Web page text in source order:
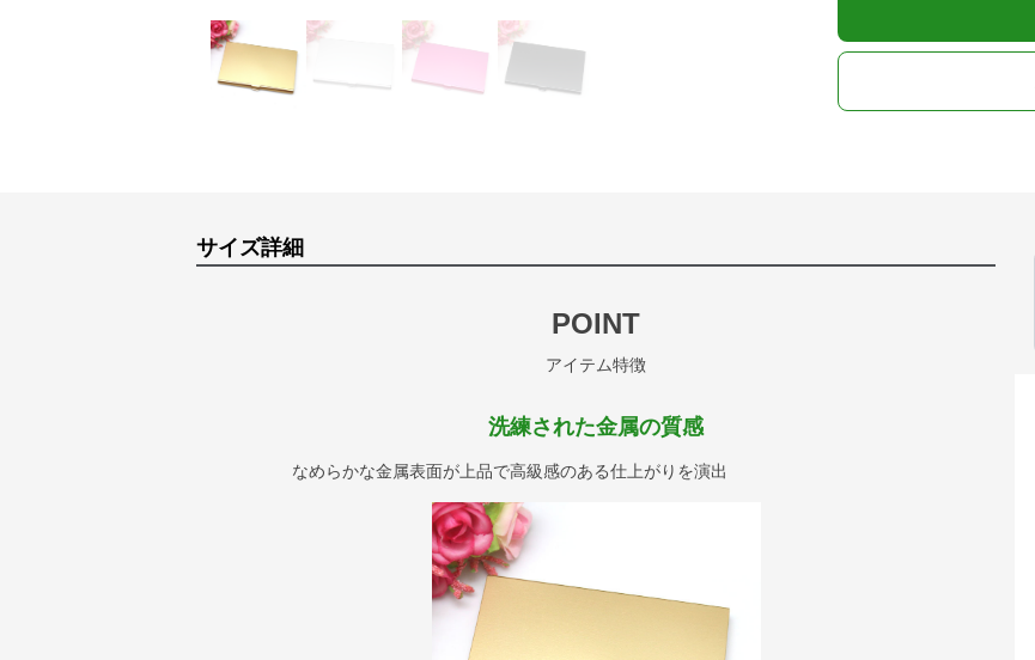
サイズ詳細
POINT
アイテム特徴
洗練された金属の質感
なめらかな金属表面が上品で高級感のある仕上がりを演出